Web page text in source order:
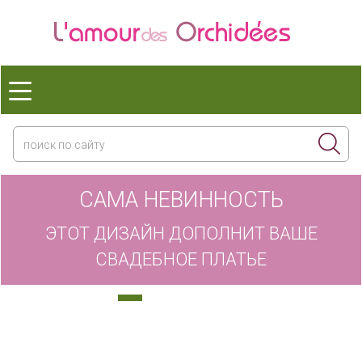
САМА НЕВИННОСТЬ
ЭТОТ ДИЗАЙН ДОПОЛНИТ ВАШЕ
СВАДЕБНОЕ ПЛАТЬЕ